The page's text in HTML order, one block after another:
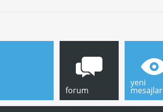
forum
yeni
mesajlar